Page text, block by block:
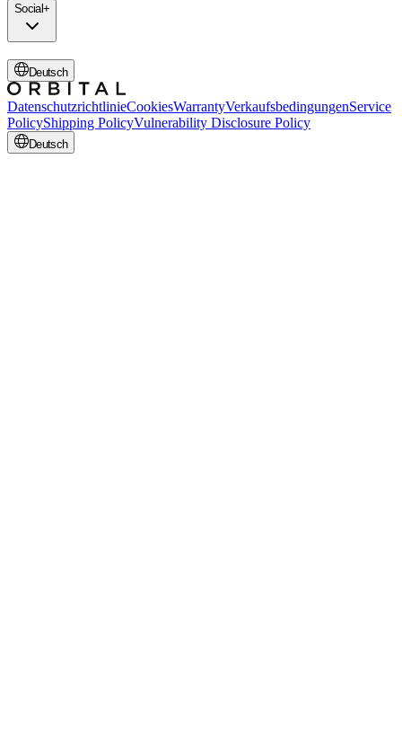
Social+
Deutsch
DatenschutzrichtlinieCookiesWarrantyVerkaufsbedingungenService
PolicyShipping PolicyVulnerability Disclosure Policy
Deutsch